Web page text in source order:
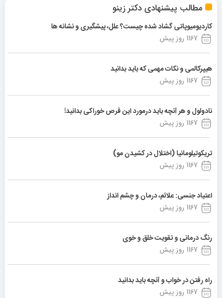
مطالب پیشنهادی دکتر زینو
کاردیومیوپاتی گشاد شده چیست؟ علل، پیشگیری و نشانه ها
1167 روز پیش
هیپرکالمی و نکات مهمی که باید بدانید
1167 روز پیش
نادولول و هر آنچه باید درمورد این قرص خوراکی بدانید!
1167 روز پیش
تریکوتیلومانیا (اختلال در کشیدن مو)
1167 روز پیش
اعتیاد جنسی: علائم، درمان و چشم انداز
1167 روز پیش
رنگ درمانی و تقویت خلق و خوی
1167 روز پیش
راه رفتن در خواب و آنچه باید بدانید
1167 روز پیش